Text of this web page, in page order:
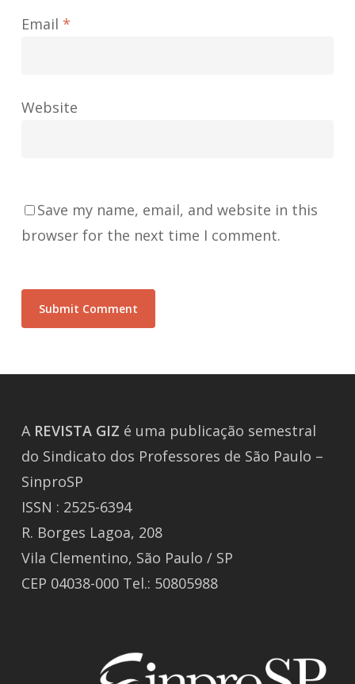
Email *
Website
Save my name, email, and website in this
browser for the next time I comment.
A REVISTA GIZ é uma publicação semestral
do Sindicato dos Professores de São Paulo –
SinproSP
ISSN : 2525-6394
R. Borges Lagoa, 208
Vila Clementino, São Paulo / SP
CEP 04038-000 Tel.: 50805988